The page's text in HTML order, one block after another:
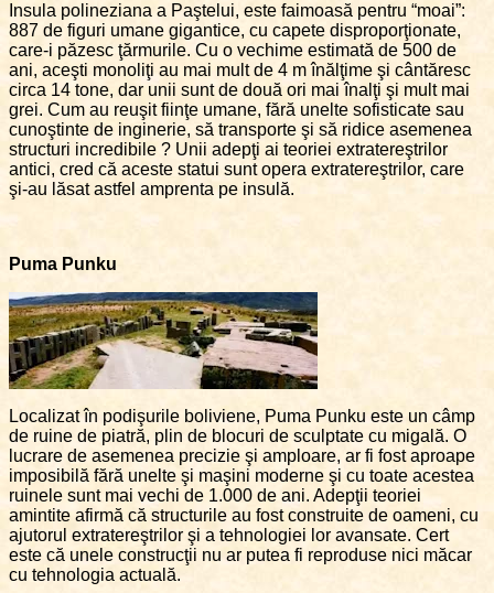
Insula polineziana a Paştelui, este faimoasă pentru “moai”:
887 de figuri umane gigantice, cu capete disproporţionate,
care-i păzesc ţărmurile. Cu o vechime estimată de 500 de
ani, aceşti monoliţi au mai mult de 4 m înălţime şi cântăresc
circa 14 tone, dar unii sunt de două ori mai înalţi şi mult mai
grei. Cum au reuşit fiinţe umane, fără unelte sofisticate sau
cunoştinte de inginerie, să transporte şi să ridice asemenea
structuri incredibile ? Unii adepţi ai teoriei extratereştrilor
antici, cred că aceste statui sunt opera extratereştrilor, care
şi-au lăsat astfel amprenta pe insulă.
Puma Punku
Localizat în podişurile boliviene, Puma Punku este un câmp
de ruine de piatră, plin de blocuri de sculptate cu migală. O
lucrare de asemenea precizie şi amploare, ar fi fost aproape
imposibilă fără unelte şi maşini moderne şi cu toate acestea
ruinele sunt mai vechi de 1.000 de ani. Adepţii teoriei
amintite afirmă că structurile au fost construite de oameni, cu
ajutorul extratereştrilor şi a tehnologiei lor avansate. Cert
este că unele construcţii nu ar putea fi reproduse nici măcar
cu tehnologia actuală.